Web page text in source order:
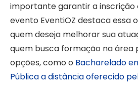
importante garantir a inscrição
evento EventiOZ destaca essa
quem deseja melhorar sua
quem busca formação na área
opções, como o Bacharelado
Pública a distância oferecido